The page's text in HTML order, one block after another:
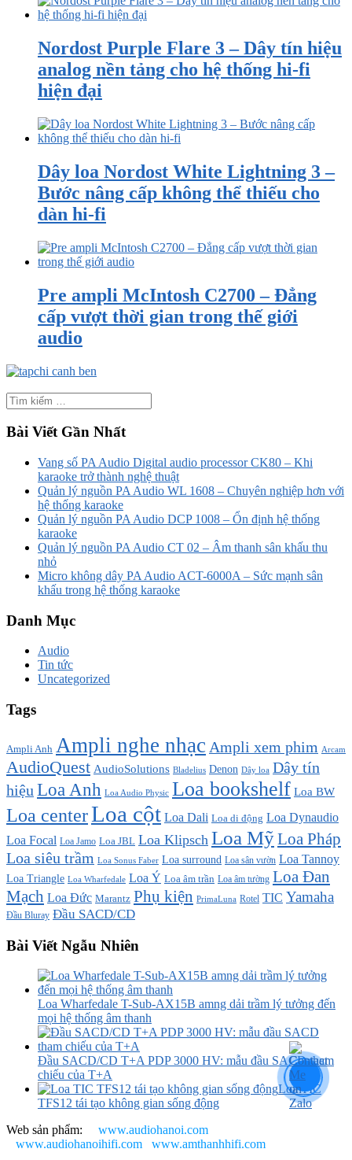
Nordost Purple Flare 3 – Dây tín hiệu
analog nền tảng cho hệ thống hi-fi
hiện đại
Dây loa Nordost White Lightning 3 –
Bước nâng cấp không thể thiếu cho
dàn hi-fi
Pre ampli McIntosh C2700 – Đẳng
cấp vượt thời gian trong thế giới
audio
Bài Viết Gần Nhất
Vang số PA Audio Digital audio processor CK80 – Khi
karaoke trở thành nghệ thuật
Quản lý nguồn PA Audio WL 1608 – Chuyên nghiệp hơn với
hệ thống karaoke
Quản lý nguồn PA Audio DCP 1008 – Ổn định hệ thống
karaoke
Quản lý nguồn PA Audio CT 02 – Âm thanh sân khấu thu
nhỏ
Micro không dây PA Audio ACT-6000A – Sức mạnh sân
khấu trong hệ thống karaoke
Danh Mục
Audio
Tin tức
Uncategorized
Tags
Ampli Anh Ampli nghe nhạc Ampli xem phim Arcam
AudioQuest AudioSolutions Bladelius Denon Dây loa Dây tín
hiệu Loa Anh Loa Audio Physic Loa bookshelf Loa BW
Loa centerLoa cột Loa Dali Loa di động Loa Dynaudio
Loa Focal Loa Jamo Loa JBL Loa Klipsch Loa MỹLoa Pháp
Loa siêu trầm Loa Sonus Faber Loa surround Loa sân vườn Loa Tannoy
Loa Triangle Loa Wharfedale Loa Ý Loa âm trần Loa âm tường Loa Đan
Mạch Loa Đức Marantz Phụ kiện PrimaLuna Rotel TIC Yamaha
Đầu Bluray Đầu SACD/CD
Bài Viết Ngẫu Nhiên
Loa Wharfedale T-Sub-AX15B amng dải trầm lý tưởng đến
mọi hệ thống âm thanh
Đầu SACD/CD T+A PDP 3000 HV: mẫu đầu SACD tham
chiếu của T+A
Loa TIC
TFS12 tái tạo không gian sống động
Web sản phẩm: www.audiohanoi.com
www.audiohanoihifi.com
www.amthanhhifi.com